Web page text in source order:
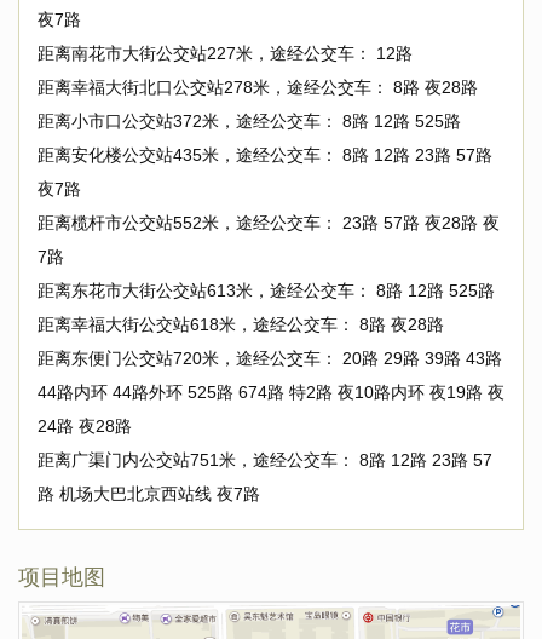
夜7路
距离南花市大街公交站227米，途经公交车： 12路
距离幸福大街北口公交站278米，途经公交车： 8路 夜28路
距离小市口公交站372米，途经公交车： 8路 12路 525路
距离安化楼公交站435米，途经公交车： 8路 12路 23路 57路
夜7路
距离榄杆市公交站552米，途经公交车： 23路 57路 夜28路 夜
7路
距离东花市大街公交站613米，途经公交车： 8路 12路 525路
距离幸福大街公交站618米，途经公交车： 8路 夜28路
距离东便门公交站720米，途经公交车： 20路 29路 39路 43路
44路内环 44路外环 525路 674路 特2路 夜10路内环 夜19路 夜
24路 夜28路
距离广渠门内公交站751米，途经公交车： 8路 12路 23路 57
路 机场大巴北京西站线 夜7路
项目地图